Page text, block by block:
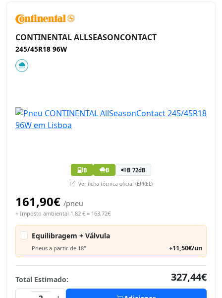
CONTINENTAL ALLSEASONCONTACT
245/45R18 96W
B B B 72dB
Ver ficha técnica oficial (EPREL)
161,90€ /pneu
+ Imposto ambiental 1,82 € = 163,72€
Equilibragem + Válvula
Pneus a partir de 18" +11,50€/un
Total Estimado:
327,44€